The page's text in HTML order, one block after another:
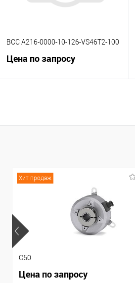
BCC A216-0000-10-126-VS46T2-100
Цена по запросу
Хит продаж
C50
Цена по запросу